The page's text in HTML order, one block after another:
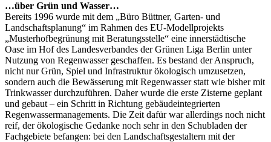
…über Grün und Wasser…
Bereits 1996 wurde mit dem „Büro Büttner, Garten- und
Landschaftsplanung“ im Rahmen des EU-Modellprojekts
„Musterhofbegrünung mit Beratungsstelle“ eine innerstädtische
Oase im Hof des Landesverbandes der Grünen Liga Berlin unter
Nutzung von Regenwasser geschaffen. Es bestand der Anspruch,
nicht nur Grün, Spiel und Infrastruktur ökologisch umzusetzen,
sondern auch die Bewässerung mit Regenwasser statt wie bisher mit
Trinkwasser durchzuführen. Daher wurde die erste Zisterne geplant
und gebaut – ein Schritt in Richtung gebäudeintegrierten
Regenwassermanagements. Die Zeit dafür war allerdings noch nicht
reif, der ökologische Gedanke noch sehr in den Schubladen der
Fachgebiete befangen: bei den Landschaftsgestaltern mit der